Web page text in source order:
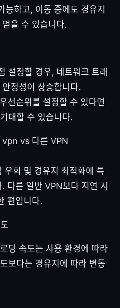
능하고, 이동 중에도 경유지
을 수 있습니다.
설정할 경우, 네트워크 트래
정성이 상승합니다.
선순위를 설정할 수 있다면
대할 수 있습니다.
vpn vs 다른 VPN
우회 및 경유지 최적화에 특
다른 일반 VPN보다 지연 시
편입니다.
딩 속도는 사용 환경에 따라
보다는 경유지에 따라 변동